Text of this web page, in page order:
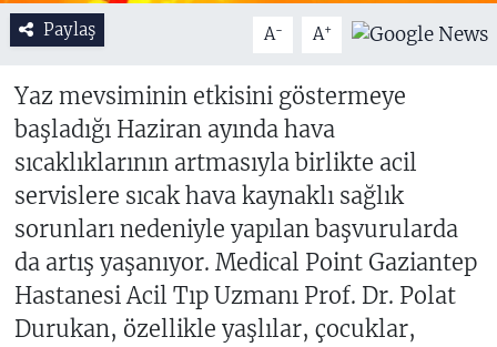
Paylaş A- A+
Yaz mevsiminin etkisini göstermeye
başladığı Haziran ayında hava
sıcaklıklarının artmasıyla birlikte acil
servislere sıcak hava kaynaklı sağlık
sorunları nedeniyle yapılan başvurularda
da artış yaşanıyor. Medical Point Gaziantep
Hastanesi Acil Tıp Uzmanı Prof. Dr. Polat
Durukan, özellikle yaşlılar, çocuklar,